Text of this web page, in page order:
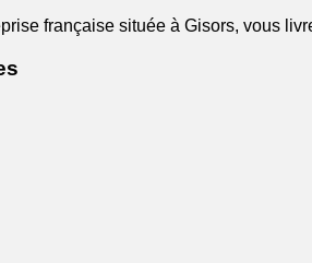
française située à Gisors, vous